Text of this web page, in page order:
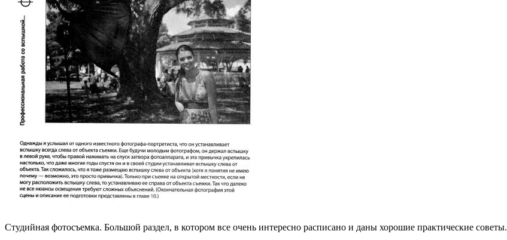
Студийная фотосъемка. Большой раздел, в котором все очень интересно расписано и даны хорошие практические советы.